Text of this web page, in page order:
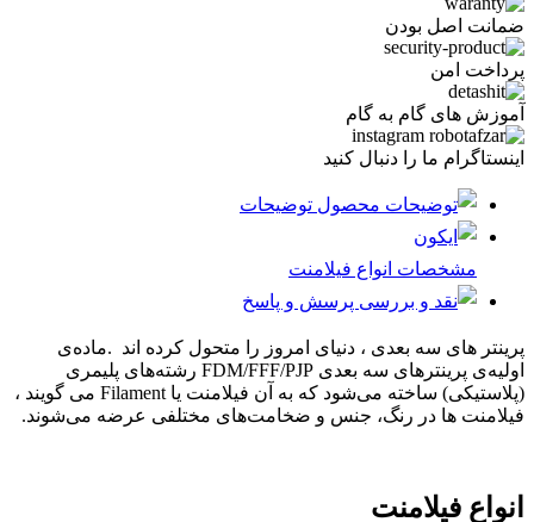
ضمانت اصل بودن
پرداخت امن
آموزش های گام به گام
اینستاگرام ما را دنبال کنید
توضیحات
مشخصات انواع فیلامنت
پرسش و پاسخ
پرینتر های سه بعدی ، دنیای امروز را متحول کرده اند .ماده‌ی
اولیه‌ی پرینترهای سه بعدی FDM/FFF/PJP رشته‌های
پلیمری
(پلاستیکی) ساخته می‌شود که به آن فیلامنت یا Filament می گویند ،
فیلامنت ها در رنگ، جنس و ضخامت‌های مختلفی عرضه می‌شوند.
انواع فیلامنت